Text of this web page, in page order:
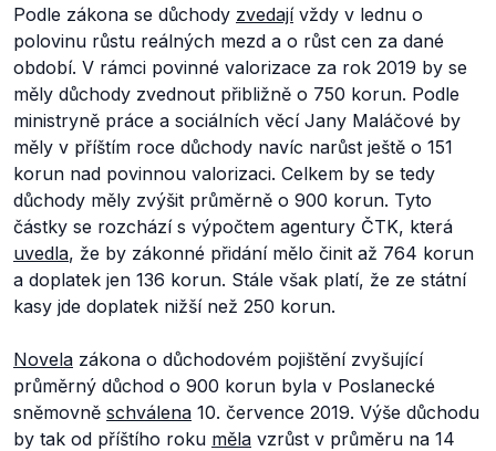
Podle zákona se důchody zvedajívždy v lednu o
polovinu růstu reálných mezd a o růst cen za dané
období. V rámci povinné valorizace za rok 2019 by se
měly důchody zvednout přibližně o 750 korun. Podle
ministryně práce a sociálních věcí Jany Maláčové by
měly v příštím roce důchody navíc narůst ještě o 151
korun nad povinnou valorizaci. Celkem by se tedy
důchody měly zvýšit průměrně o 900 korun. Tyto
částky se rozchází s výpočtem agentury ČTK, která
uvedla, že by zákonné přidání mělo činit až 764 korun
a doplatek jen 136 korun. Stále však platí, že ze státní
kasy jde doplatek nižší než 250 korun.
Novela zákona o důchodovém pojištění zvyšující
průměrný důchod o 900 korun byla v Poslanecké
sněmovně schválena 10. července 2019. Výše důchodu
by tak od příštího roku měla vzrůst v průměru na 14